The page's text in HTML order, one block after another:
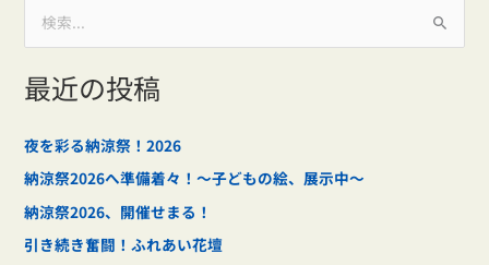
索
対
:
最近の投稿
夜を彩る納涼祭！2026
納涼祭2026へ準備着々！～子どもの絵、展示中～
納涼祭2026、開催せまる！
引き続き奮闘！ふれあい花壇